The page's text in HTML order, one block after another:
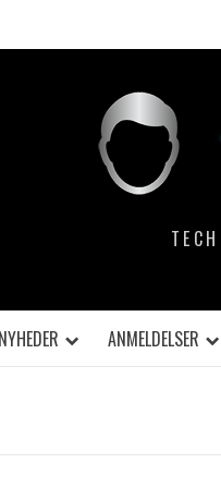
NYHEDER ANMELDELSER